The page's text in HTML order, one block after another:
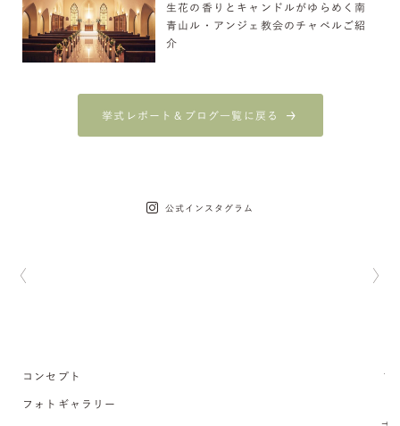
生花の香りとキャンドルがゆらめく南
青山ル・アンジェ教会のチャペルご紹
介
挙式レポート＆ブログ一覧に戻る
公式インスタグラム
コンセプト
フォトギャラリー